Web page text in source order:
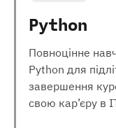
Python
Повноцінне
Python для
завершення
свою кар’єру в